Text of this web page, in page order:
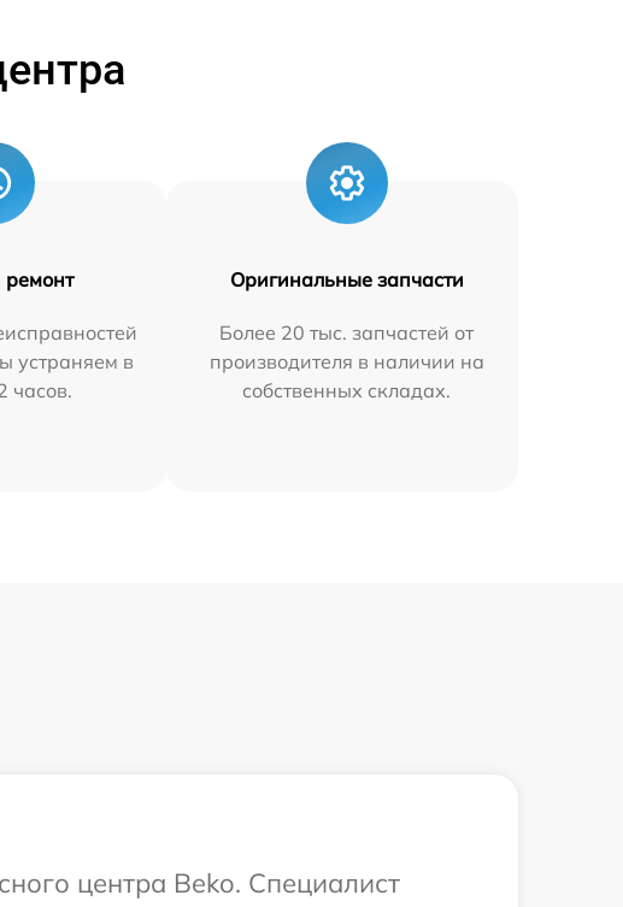
устраняем в
часов.
Оригинальные запчасти
Более 20 тыс. запчастей от
производителя в наличии на
собственных складах.
центра Beko. Специалист